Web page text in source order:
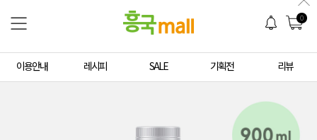
0
이용안내 레시피 SALE 기획전 리뷰